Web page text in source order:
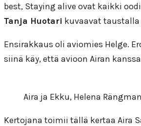
best, Staying alive ovat kaikki
Tanja Huotari kuvaavat
Ensirakkaus oli aviomies Helge.
siinä käy, että avioon Airan
Aira ja Ekku, Helena
Kertojana toimii tällä kertaa Aira